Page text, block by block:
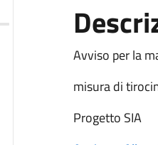
Avviso per la
misura di
Progetto SIA